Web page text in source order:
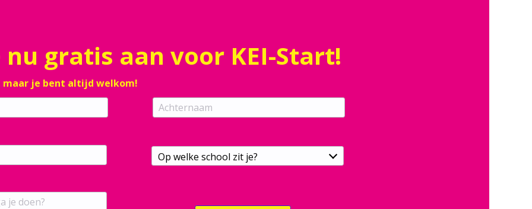
nu gratis aan voor KEI-Start!
maar je bent altijd welkom!
Op welke school zit je?